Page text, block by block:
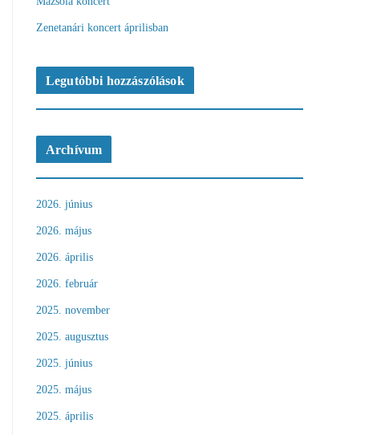
Zenetanári koncert áprilisban
Legutóbbi hozzászólások
Archívum
2026. június
2026. május
2026. április
2026. február
2025. november
2025. augusztus
2025. június
2025. május
2025. április